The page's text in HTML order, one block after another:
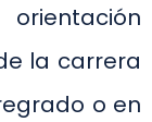
la carrera
o en